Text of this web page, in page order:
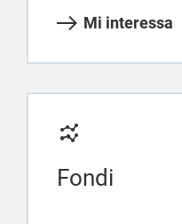
Mi interessa
Fondi